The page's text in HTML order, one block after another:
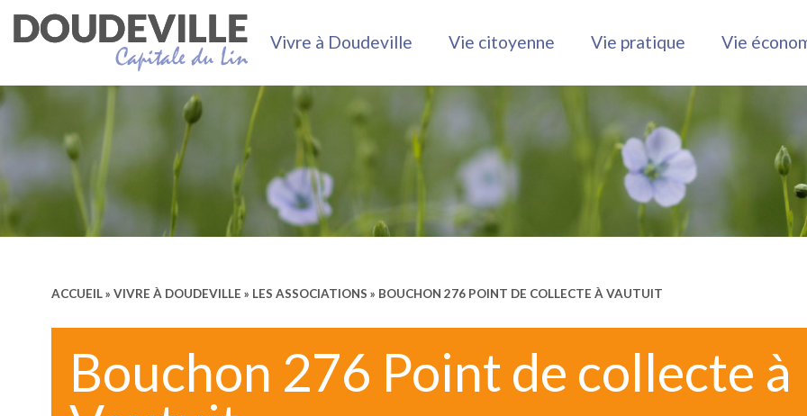
Vivre à Doudeville Vie citoyenne Vie pratique Vie
ACCUEIL» VIVRE À DOUDEVILLE » LES ASSOCIATIONS » BOUCHON 276 POINT DE COLLECTE À VAUTUIT
Bouchon 276 Point de collecte à